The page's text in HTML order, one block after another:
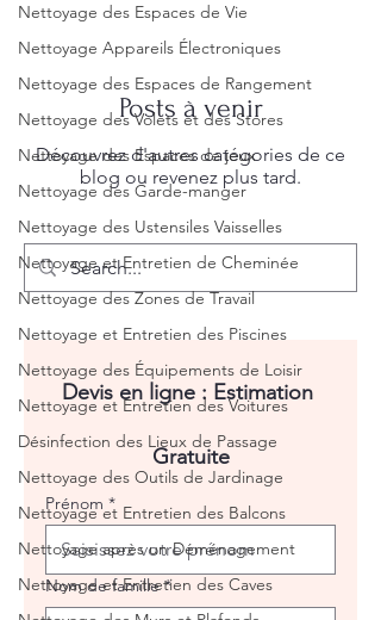
Nettoyage des Espaces de Vie
Nettoyage Appareils Électroniques
Nettoyage des Espaces de Rangement
Nettoyage des Volets et des Stores
Nettoyage des Espaces de jeux
Nettoyage des Garde-manger
Nettoyage des Ustensiles Vaisselles
Nettoyage et Entretien de Cheminée
Nettoyage des Zones de Travail
Nettoyage et Entretien des Piscines
Nettoyage des Équipements de Loisir
Nettoyage et Entretien des Voitures
Désinfection des Lieux de Passage
Nettoyage des Outils de Jardinage
Nettoyage et Entretien des Balcons
Nettoyage après un Déménagement
Nettoyage et Entretien des Caves
Posts à venir
Découvrez d'autres catégories de ce
blog ou revenez plus tard.
Devis en ligne : Estimation
Gratuite
Prénom *
Nom de famille *